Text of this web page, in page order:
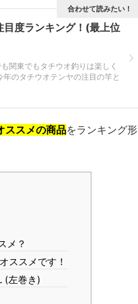
目度ランキング！(最上位
関東でもタチウオ釣りは楽しく
のタチウオテンヤの注目の竿と
合わせて読みたい！
ススメの商品をランキング形
メ？
ススメです！
(左巻き)